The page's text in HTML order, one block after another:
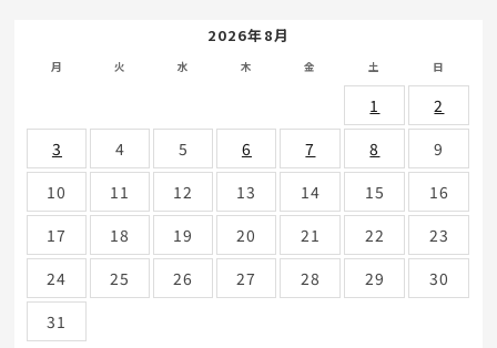
2026年8月
月 火 水 木 金 土 日
1
2
3
4 5 6 7 8
9
10
11 12 13 14 15
16
17
18 19 20 21 22
23
24
25 26 27 28 29
30
31